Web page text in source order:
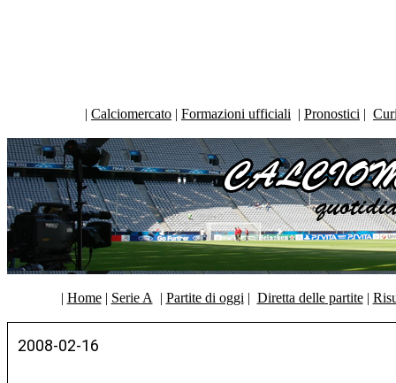
| Calciomercato | Formazioni ufficiali | Pronostici |
| Home| Serie A | Partite di oggi | Diretta delle partite|
2008-02-16